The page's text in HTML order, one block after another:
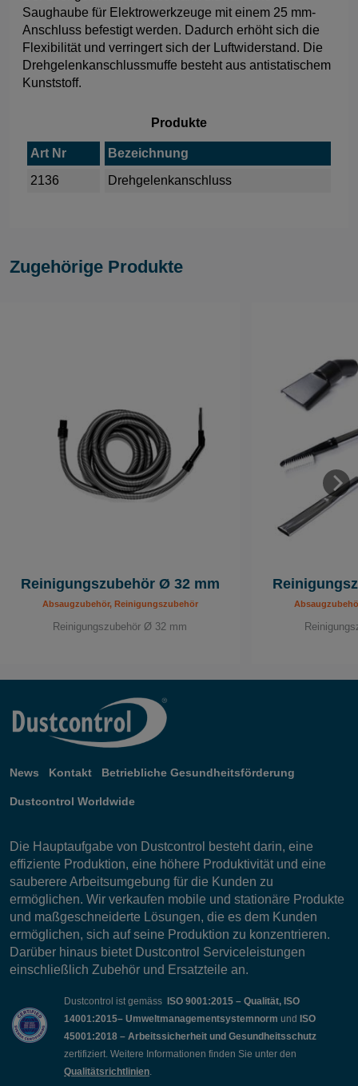
Saughaube für Elektrowerkzeuge mit einem 25 mm-
Anschluss befestigt werden. Dadurch erhöht sich die
Flexibilität und verringert sich der Luftwiderstand. Die
Drehgelenkanschlussmuffe besteht aus antistatischem
Kunststoff.
Produkte
Art Nr
Bezeichnung
2136
Drehgelenkanschluss
Zugehörige Produkte
Reinigungszubehör Ø 32 mm
Absaugzubehör, Reinigungszubehör
Reinigungszubehör Ø 32 mm
News Kontakt Betriebliche Gesundheitsförderung
Dustcontrol Worldwide
Die Hauptaufgabe von Dustcontrol besteht darin, eine
effiziente Produktion, eine höhere Produktivität und eine
sauberere Arbeitsumgebung für die Kunden zu
ermöglichen. Wir verkaufen mobile und stationäre Produkte
und maßgeschneiderte Lösungen, die es dem Kunden
ermöglichen, sich auf seine Produktion zu konzentrieren.
Darüber hinaus bietet Dustcontrol Serviceleistungen
einschließlich Zubehör und Ersatzteile an.
Dustcontrol ist gemäss
ISO 9001:2015 – Qualität, ISO
14001:2015– Umweltmanagementsystemnorm und ISO
45001:2018 – Arbeitssicherheit und Gesundheitsschutz
zertifiziert. Weitere Informationen finden Sie unter den
Qualitätsrichtlinien.